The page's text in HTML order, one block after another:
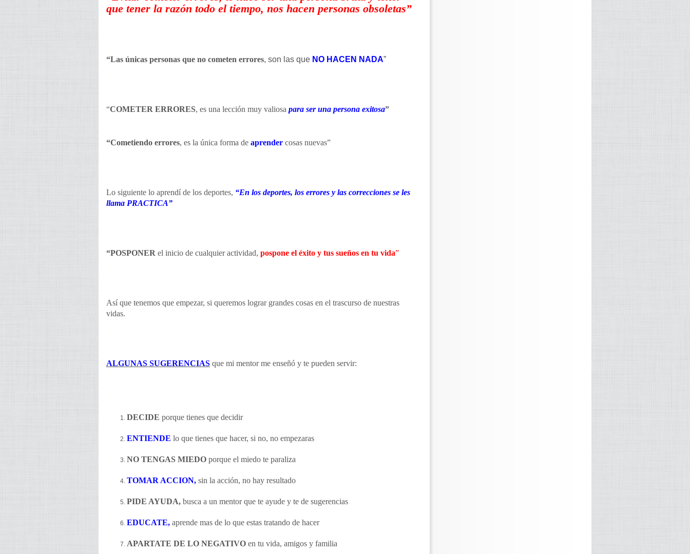
que tener la razón todo el tiempo, nos hacen personas obsoletas”
“Las únicas personas que no cometen errores, son las que NO HACEN NADA”
“COMETER ERRORES, es una lección muy valiosa para ser una persona exitosa”
“Cometiendo errores, es la única forma de aprender cosas nuevas”
Lo siguiente lo aprendí de los deportes, “En los deportes, los errores y las correcciones se les
llama PRACTICA”
“POSPONER el inicio de cualquier actividad, pospone el éxito y tus sueños en tu vida”
Así que tenemos que empezar, si queremos lograr grandes cosas en el trascurso de nuestras
vidas.
ALGUNAS SUGERENCIAS que mi mentor me enseñó y te pueden servir:
DECIDE porque tienes que decidir
ENTIENDE lo que tienes que hacer, si no, no empezaras
NO TENGAS MIEDO porque el miedo te paraliza
TOMAR ACCION, sin la acción, no hay resultado
PIDE AYUDA, busca a un mentor que te ayude y te de sugerencias
EDUCATE, aprende mas de lo que estas tratando de hacer
APARTATE DE LO NEGATIVO en tu vida, amigos y familia